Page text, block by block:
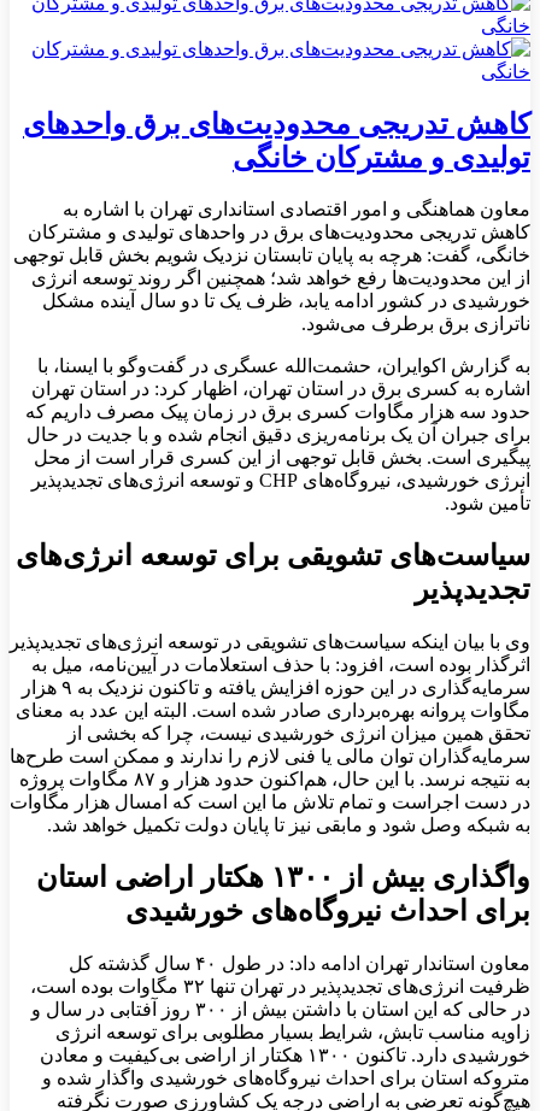
کاهش تدریجی محدودیت‌های برق واحدهای
تولیدی و مشترکان خانگی
معاون هماهنگی و امور اقتصادی استانداری تهران با اشاره به
کاهش تدریجی محدودیت‌های برق در واحدهای تولیدی و مشترکان
خانگی، گفت: هرچه به پایان تابستان نزدیک شویم بخش قابل توجهی
از این محدودیت‌ها رفع خواهد شد؛ همچنین اگر روند توسعه انرژی
خورشیدی در کشور ادامه یابد، ظرف یک تا دو سال آینده مشکل
ناترازی برق برطرف می‌شود.
به گزارش اکوایران، حشمت‌الله عسگری در گفت‌وگو با ایسنا، با
اشاره به کسری برق در استان تهران، اظهار کرد: در استان تهران
حدود سه هزار مگاوات کسری برق در زمان پیک مصرف داریم که
برای جبران آن یک برنامه‌ریزی دقیق انجام شده و با جدیت در حال
پیگیری است. بخش قابل توجهی از این کسری قرار است از محل
انرژی خورشیدی، نیروگاه‌های CHP و توسعه انرژی‌های تجدیدپذیر
تأمین شود.
سیاست‌های تشویقی برای توسعه انرژی‌های
تجدیدپذیر
وی با بیان اینکه سیاست‌های تشویقی در توسعه انرژی‌های تجدیدپذیر
اثرگذار بوده است، افزود: با حذف استعلامات در آیین‌نامه، میل به
سرمایه‌گذاری در این حوزه افزایش یافته و تاکنون نزدیک به ۹ هزار
مگاوات پروانه بهره‌برداری صادر شده است. البته این عدد به معنای
تحقق همین میزان انرژی خورشیدی نیست، چرا که بخشی از
سرمایه‌گذاران توان مالی یا فنی لازم را ندارند و ممکن است طرح‌ها
به نتیجه نرسد. با این حال، هم‌اکنون حدود هزار و ۸۷ مگاوات پروژه
در دست اجراست و تمام تلاش ما این است که امسال هزار مگاوات
به شبکه وصل شود و مابقی نیز تا پایان دولت تکمیل خواهد شد.
واگذاری بیش از ۱۳۰۰ هکتار اراضی استان
برای احداث نیروگاه‌های خورشیدی
معاون استاندار تهران ادامه داد: در طول ۴۰ سال گذشته کل
ظرفیت انرژی‌های تجدیدپذیر در تهران تنها ۳۲ مگاوات بوده است،
در حالی که این استان با داشتن بیش از ۳۰۰ روز آفتابی در سال و
زاویه مناسب تابش، شرایط بسیار مطلوبی برای توسعه انرژی
خورشیدی دارد. تاکنون ۱۳۰۰ هکتار از اراضی بی‌کیفیت و معادن
متروکه استان برای احداث نیروگاه‌های خورشیدی واگذار شده و
هیچ‌گونه تعرضی به اراضی درجه یک کشاورزی صورت نگرفته